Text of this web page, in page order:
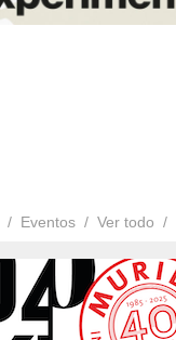
Eventos Ver todo